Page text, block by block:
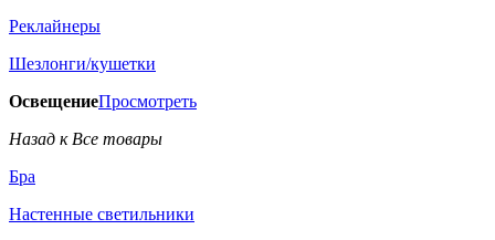
Реклайнеры
Шезлонги/кушетки
ОсвещениеПросмотреть
Назад к Все товары
Бра
Настенные светильники